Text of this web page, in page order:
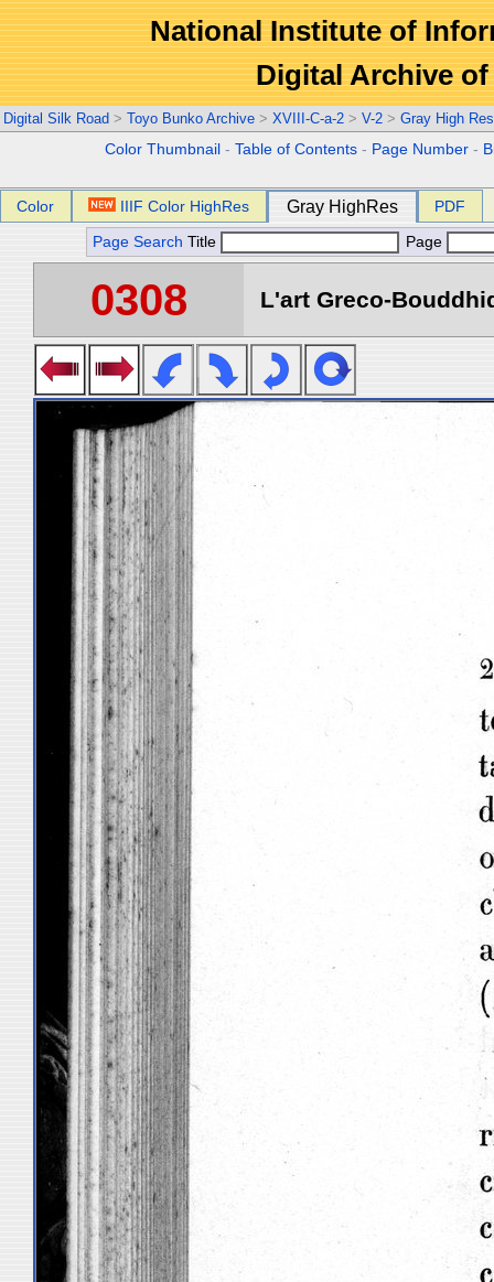
National Institute of
Digital Archive
Digital Silk Road > Toyo Bunko Archive > XVIII-C-a-2 > V-2 > Gray High
Color Thumbnail -Table of Contents - Page Number -
Color IIIF Color HighRes Gray HighRes PDF
Page Search Title Page
0308 L'art Greco-